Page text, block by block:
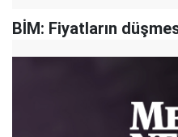
BİM: Fiyatların